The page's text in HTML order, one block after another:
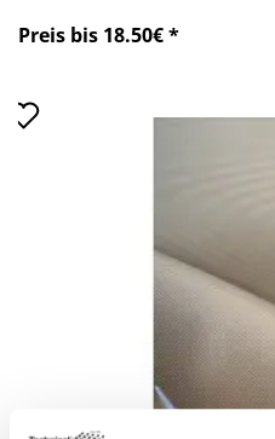
Preis bis 18.50€ *